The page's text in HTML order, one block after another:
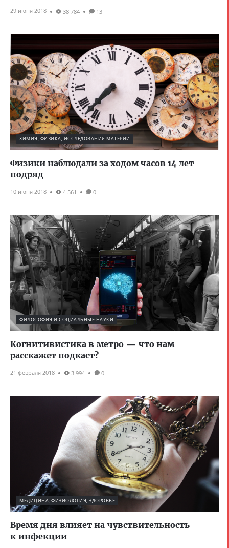
29 июня 2018 38 784 13
ХИМИЯ, ФИЗИКА, ИССЛЕДОВАНИЯ МАТЕРИИ
Физики наблюдали за ходом часов 14 лет
подряд
10 июня 2018 4 561 0
ФИЛОСОФИЯ И СОЦИАЛЬНЫЕ НАУКИ
Когнитивистика в метро — что нам
расскажет подкаст?
21 февраля 2018 3 994 0
МЕДИЦИНА, ФИЗИОЛОГИЯ, ЗДОРОВЬЕ
Время дня влияет на чувствительность
к инфекции